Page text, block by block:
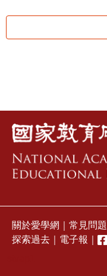
關於愛學網 常見問題
探索過去
電子報